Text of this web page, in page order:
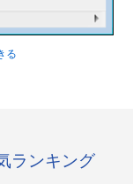
る
ランキング